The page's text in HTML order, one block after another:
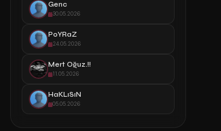
Genc
30.05.2026
PoYRaZ
24.05.2026
Mert Oğuz.!!
11.05.2026
HaKLıSıN
05.05.2026